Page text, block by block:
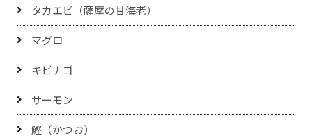
タカエビ（薩摩の甘海老）
マグロ
キビナゴ
サーモン
鰹（かつお）